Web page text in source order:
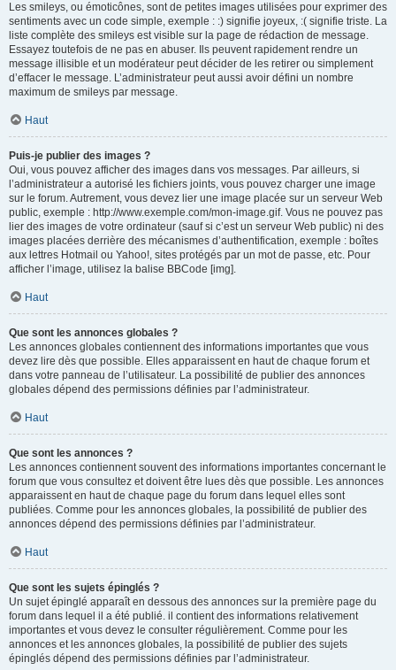
Les smileys, ou émoticônes, sont de petites images utilisées pour exprimer des
sentiments avec un code simple, exemple : :) signifie joyeux, :( signifie triste. La
liste complète des smileys est visible sur la page de rédaction de message.
Essayez toutefois de ne pas en abuser. Ils peuvent rapidement rendre un
message illisible et un modérateur peut décider de les retirer ou simplement
d’effacer le message. L’administrateur peut aussi avoir défini un nombre
maximum de smileys par message.
Haut
Puis-je publier des images ?
Oui, vous pouvez afficher des images dans vos messages. Par ailleurs, si
l’administrateur a autorisé les fichiers joints, vous pouvez charger une image
sur le forum. Autrement, vous devez lier une image placée sur un serveur Web
public, exemple : http://www.exemple.com/mon-image.gif. Vous ne pouvez pas
lier des images de votre ordinateur (sauf si c’est un serveur Web public) ni des
images placées derrière des mécanismes d’authentification, exemple : boîtes
aux lettres Hotmail ou Yahoo!, sites protégés par un mot de passe, etc. Pour
afficher l’image, utilisez la balise BBCode [img].
Haut
Que sont les annonces globales ?
Les annonces globales contiennent des informations importantes que vous
devez lire dès que possible. Elles apparaissent en haut de chaque forum et
dans votre panneau de l’utilisateur. La possibilité de publier des annonces
globales dépend des permissions définies par l’administrateur.
Haut
Que sont les annonces ?
Les annonces contiennent souvent des informations importantes concernant le
forum que vous consultez et doivent être lues dès que possible. Les annonces
apparaissent en haut de chaque page du forum dans lequel elles sont
publiées. Comme pour les annonces globales, la possibilité de publier des
annonces dépend des permissions définies par l’administrateur.
Haut
Que sont les sujets épinglés ?
Un sujet épinglé apparaît en dessous des annonces sur la première page du
forum dans lequel il a été publié. il contient des informations relativement
importantes et vous devez le consulter régulièrement. Comme pour les
annonces et les annonces globales, la possibilité de publier des sujets
épinglés dépend des permissions définies par l’administrateur.